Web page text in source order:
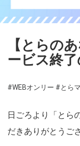
【とらの
ービス終
#WEBオンリー #とら
日ごろより「とら
だきありがとうご